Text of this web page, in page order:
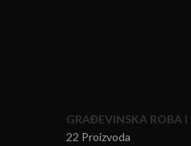
GRAĐEVINSKA ROBA
22 Proizvoda